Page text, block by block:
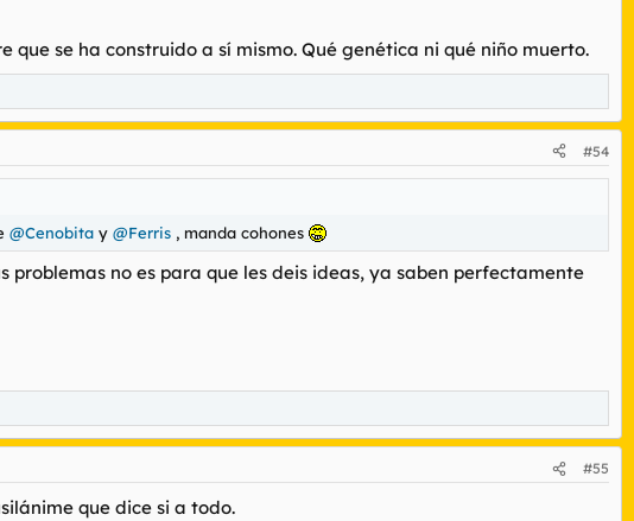
que se ha construido a sí mismo. Qué genética ni qué niño muerto.
#54
@Cenobita y @Ferris , manda cohones
no es para que les deis ideas, ya saben perfectamente
#55
que dice si a todo.